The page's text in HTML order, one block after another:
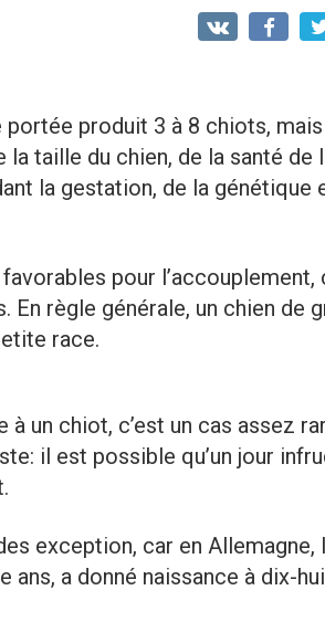
portée produit 3 à 8 chiots,
taille du chien, de la santé de
la gestation, de la génétique
pour
règle générale, un chien de
race.
à un chiot, c’est un cas assez
il est possible qu’un jour
exception, car en Allemagne,
ans, a donné naissance à dix-